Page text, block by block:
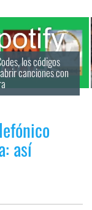
los códigos
canciones con
así